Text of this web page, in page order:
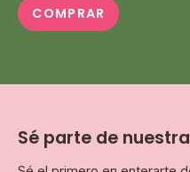
COMPRAR
Sé parte de